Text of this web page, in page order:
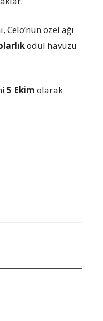
özel ağı
ödül havuzu
5 Ekim olarak